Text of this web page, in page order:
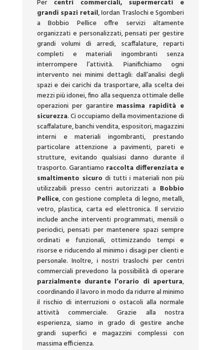
Per centri commerciali, supermercati e
grandi spazi retail, Iordan Traslochi e Sgomberi
a Bobbio Pellice offre servizi altamente
organizzati e personalizzati, pensati per gestire
grandi volumi di arredi, scaffalature, reparti
completi e materiali ingombranti senza
interrompere l’attività. Pianifichiamo ogni
intervento nei minimi dettagli: dall’analisi degli
spazi e dei carichi da trasportare, alla scelta dei
mezzi più idonei, fino alla sequenza ottimale delle
operazioni per garantire massima rapidità e
sicurezza. Ci occupiamo della movimentazione di
scaffalature, banchi vendita, espositori, magazzini
interni e materiali ingombranti, prestando
particolare attenzione a pavimenti, pareti e
strutture, evitando qualsiasi danno durante il
trasporto. Garantiamo raccolta differenziata e
smaltimento sicuro di tutti i materiali non più
utilizzabili presso centri autorizzati a Bobbio
Pellice, con gestione completa di legno, metalli,
vetro, plastica, carta ed elettronica. Il servizio
include anche interventi programmati, mensili o
periodici, pensati per mantenere spazi sempre
ordinati e funzionali, ottimizzando tempi e
risorse e riducendo al minimo i disagi per clienti e
personale. Inoltre, i nostri traslochi per centri
commerciali prevedono la possibilità di operare
parzialmente durante l’orario di apertura,
coordinando il lavoro in modo da ridurre al minimo
il rischio di interruzioni o ostacoli alla normale
attività commerciale. Grazie alla nostra
esperienza, siamo in grado di gestire anche
grandi superfici e magazzini complessi con
massima efficienza.